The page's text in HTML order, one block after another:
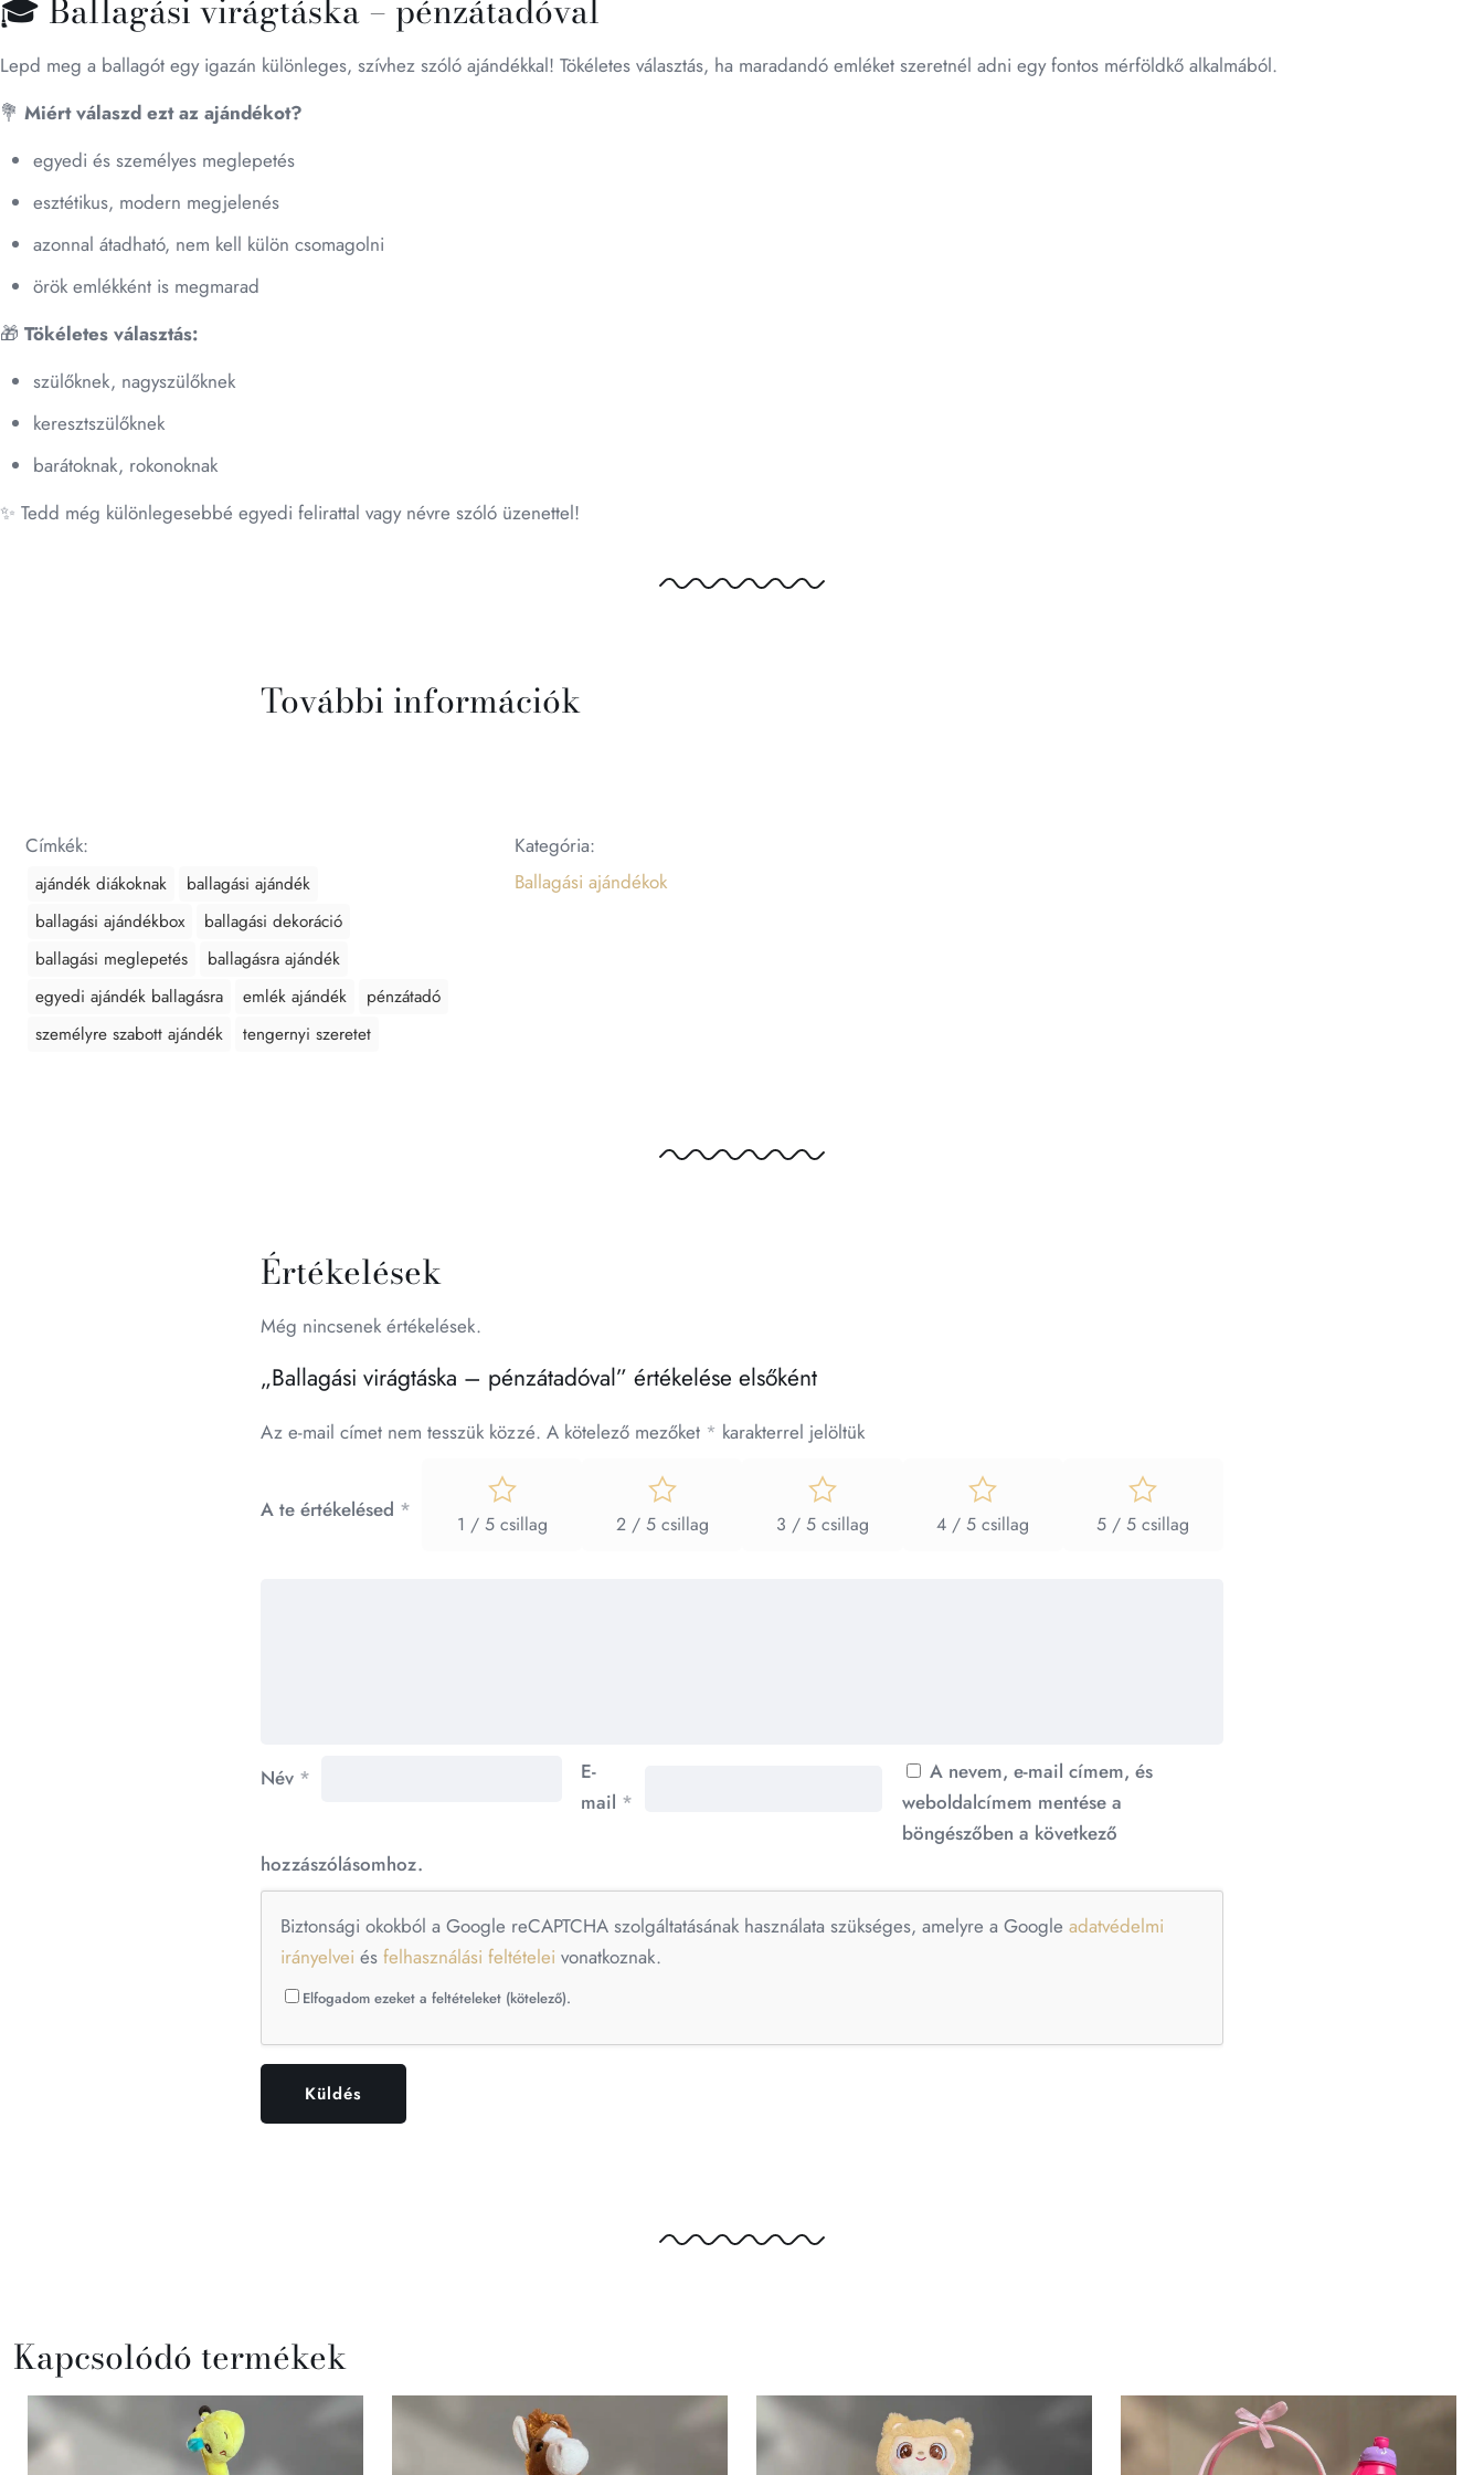
🎓 Ballagási virágtáska – pénzátadóval
Lepd meg a ballagót egy igazán különleges, szívhez szóló ajándékkal! Tökéletes választás, ha maradandó emléket szeretnél adni egy fontos mérföldkő alkalmából.
💐 Miért válaszd ezt az ajándékot?
egyedi és személyes meglepetés
esztétikus, modern megjelenés
azonnal átadható, nem kell külön csomagolni
örök emlékként is megmarad
🎁 Tökéletes választás:
szülőknek, nagyszülőknek
keresztszülőknek
barátoknak, rokonoknak
✨ Tedd még különlegesebbé egyedi felirattal vagy névre szóló üzenettel!
További információk
Címkék:
ajándék diákoknak
ballagási ajándék
ballagási ajándékbox
ballagási dekoráció
ballagási meglepetés
ballagásra ajándék
egyedi ajándék ballagásra
emlék ajándék
pénzátadó
személyre szabott ajándék
tengernyi szeretet
Kategória:
Ballagási ajándékok
Értékelések
Még nincsenek értékelések.
„Ballagási virágtáska – pénzátadóval” értékelése elsőként
Az e-mail címet nem tesszük közzé. A kötelező mezőket * karakterrel jelöltük
A te értékelésed *
1 / 5 csillag 2 / 5 csillag 3 / 5 csillag 4 / 5 csillag 5 / 5 csillag
Név *
E-
mail *
A nevem, e-mail címem, és
weboldalcímem mentése a
böngészőben a következő
hozzászólásomhoz.
Biztonsági okokból a Google reCAPTCHA szolgáltatásának használata szükséges, amelyre a Google adatvédelmi
irányelvei és felhasználási feltételei vonatkoznak.
Elfogadom ezeket a feltételeket (kötelező).
Kapcsolódó termékek